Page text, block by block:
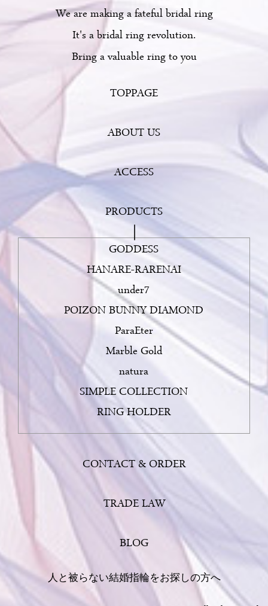
ブログページ
ご自身にぴったりの結婚指輪の探し方につい
に「
ブログページ 結婚指輪で「かっこよさ」を追求する
載。
ブログページ に「
2025/02/27
ブログページ
結婚式は費用がかさむ…リーズナブルな結婚
指輪でお二人をサポート！
」を掲載。
ブログページ
結婚式2025年のトレンド「パーソナライズ
婚」とは？
」を掲載しました。
に「
ふたりだけのメッセージ！ブライダルリング
」を掲載しました。
手元のおしゃれ。リングの「重ね付け」のコ
2024/10/18
ブログページ
結婚指輪・婚約指輪は、自由に選んで問題あ
」を掲載しました。
ブログページ に「 再婚カップル、大人婚にも一生の思い出を
を掲載しました。
ブログページ に「 ネクスト・ブライダルリング・ラボの考え
」を掲載しました。
We are making a fateful bridal ring
It's a bridal ring revolution.
Bring a valuable ring to you
TOPPAGE
ABOUT US
ACCESS
PRODUCTS
GODDESS
HANARE-RARENAI
under7
POIZON BUNNY DIAMOND
ParaEter
Marble Gold
natura
SIMPLE COLLECTION
RING HOLDER
CONTACT & ORDER
TRADE LAW
BLOG
人と被らない結婚指輪をお探しの方へ